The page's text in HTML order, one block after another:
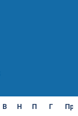
В Н П Г Пр